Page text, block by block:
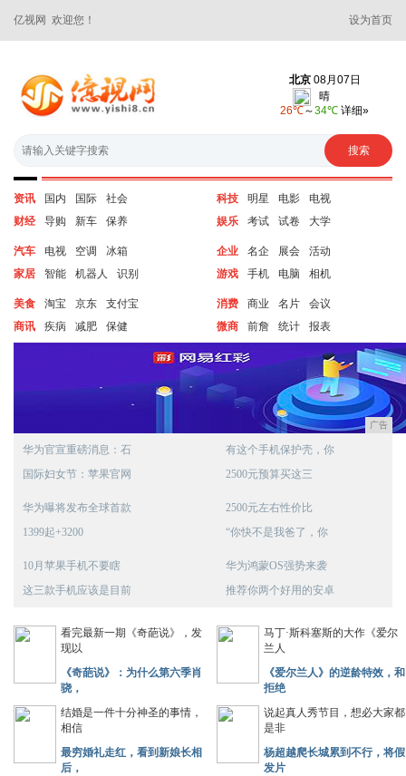
亿视网 欢迎您！ 设为首页
资讯 国内 国际
社会
财经
导购 新车 保养
科技 明星 电影
电视
娱乐
考试 试卷 大学
汽车 电视 空调
冰箱
家居
智能 机器人 识别
企业 名企 展会
活动
游戏
手机 电脑 相机
美食 淘宝 京东
支付宝
商讯
疾病 减肥 保健
消费 商业 名片
会议
微商
前詹 统计 报表
广告
华为官宣重磅消息：石
国际妇女节：苹果官网
有这个手机保护壳，你
2500元预算买这三
华为曝将发布全球首款
1399起+3200
2500元左右性价比
“你快不是我爸了，你
10月苹果手机不要瞎
这三款手机应该是目前
华为鸿蒙OS强势来袭
推荐你两个好用的安卓
看完最新一期《奇葩说》，发
现以
《奇葩说》：为什么第六季肖
骁，
马丁·斯科塞斯的大作《爱尔
兰人
《爱尔兰人》的逆龄特效，和
拒绝
结婚是一件十分神圣的事情，
相信
最穷婚礼走红，看到新娘长相
后，
说起真人秀节目，想必大家都
是非
杨超越爬长城累到不行，将假
发片